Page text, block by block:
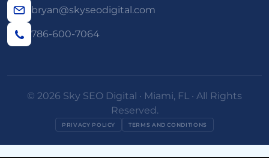
bryan@skyseodigital.com
786-600-7064
© 2026 Sky SEO Digital · Miami, FL · All Rights
Reserved.
PRIVACY POLICY TERMS AND CONDITIONS